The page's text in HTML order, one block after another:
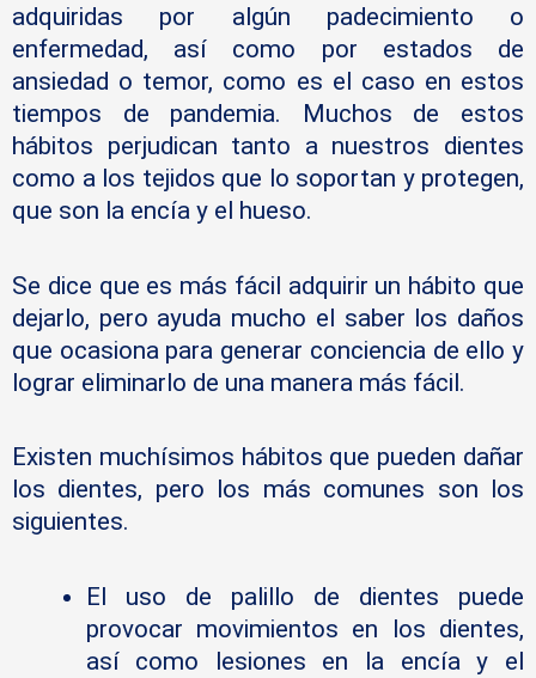
adquiridas por algún padecimiento o
enfermedad, así como por estados de
ansiedad o temor, como es el caso en estos
tiempos de pandemia. Muchos de estos
hábitos perjudican tanto a nuestros dientes
como a los tejidos que lo soportan y protegen,
que son la encía y el hueso.
Se dice que es más fácil adquirir un hábito que
dejarlo, pero ayuda mucho el saber los daños
que ocasiona para generar conciencia de ello y
lograr eliminarlo de una manera más fácil.
Existen muchísimos hábitos que pueden dañar
los dientes, pero los más comunes son los
siguientes.
El uso de palillo de dientes puede
provocar movimientos en los dientes,
así como lesiones en la encía y el